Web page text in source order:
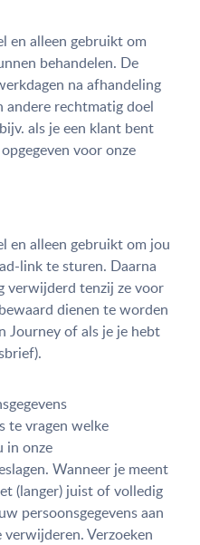
en alleen gebruikt om
behandelen. De
na afhandeling
andere rechtmatig doel
als je een klant bent
voor onze
en alleen gebruikt om jou
link te sturen. Daarna
verwijderd tenzij ze voor
dienen te worden
Journey of als je je hebt
te vragen welke
in onze
Wanneer je meent
(langer) juist of volledig
persoonsgegevens aan
Verzoeken